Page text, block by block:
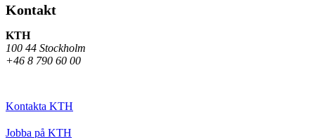
Kontakt
KTH
100 44 Stockholm
+46 8 790 60 00
Kontakta KTH
Jobba på KTH